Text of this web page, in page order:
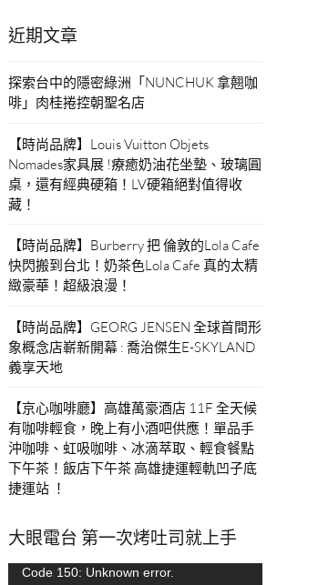
近期文章
探索台中的隱密綠洲「NUNCHUK 拿翹咖
啡」肉桂捲控朝聖名店
【時尚品牌】Louis Vuitton Objets
Nomades家具展 !療癒奶油花坐墊、玻璃圓
桌，還有經典硬箱！LV硬箱絕對值得收
藏！
【時尚品牌】Burberry 把 倫敦的Lola Cafe
快閃搬到台北！奶茶色Lola Cafe 真的太精
緻豪華！超級浪漫！
【時尚品牌】GEORG JENSEN 全球首間形
象概念店嶄新開幕 : 喬治傑生E-SKYLAND
義享天地
【京心咖啡廳】高雄萬豪酒店 11F 全天候
有咖啡輕食，晚上有小酒吧供應！單品手
沖咖啡、虹吸咖啡、冰滴萃取、輕食餐點
下午茶！飯店下午茶 高雄捷運輕軌凹子底
捷運站 ！
大眼電台 第一次烤吐司就上手
視Code 150: Unknown error.